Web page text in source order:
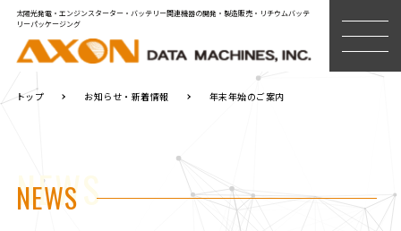
太陽光発電・エンジンスターター・バッテリー関連機器の開発・製造販売・リチウムバッテ
リーパッケージング
MENU
トップ お知らせ・新着情報 年末年始のご案内
NEWS
NEWS